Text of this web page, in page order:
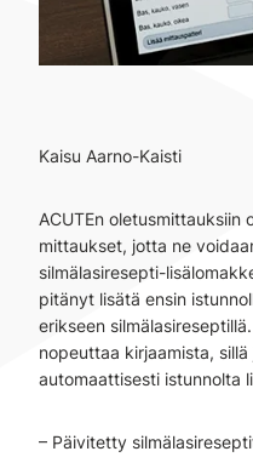
Kaisu Aarno-Kaisti
ACUTEn oletusmittauksiin
mittaukset, jotta ne
silmälasiresepti-
pitänyt lisätä ensin
erikseen
nopeuttaa kirjaamista,
automaattisesti istunnolta
– Päivitetty